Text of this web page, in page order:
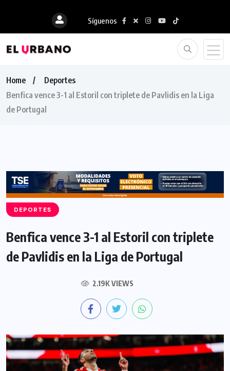
Síguenos
Home
Deportes
Benfica vence 3-1 al Estoril con triplete de Pavlidis en la Liga
de Portugal
DEPORTES
Benfica vence 3-1 al Estoril con triplete
de Pavlidis en la Liga de Portugal
2.19K VIEWS